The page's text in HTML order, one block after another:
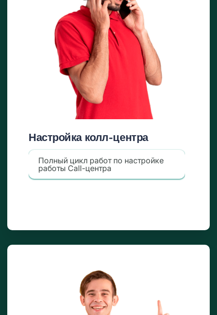
Настройка колл-центра
Полный цикл работ по настройке
работы Call-центра